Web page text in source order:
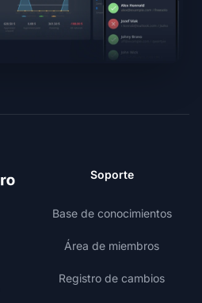
Soporte
Base de conocimientos
Área de miembros
Registro de cambios